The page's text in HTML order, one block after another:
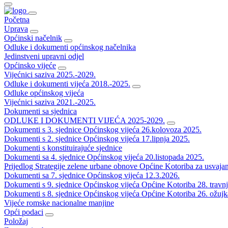
Početna
Uprava
Općinski načelnik
Odluke i dokumenti općinskog načelnika
Jedinstveni upravni odjel
Općinsko vijeće
Vijećnici saziva 2025.-2029.
Odluke i dokumenti vijeća 2018.-2025.
Odluke općinskog vijeća
Vijećnici saziva 2021.-2025.
Dokumenti sa sjednica
ODLUKE I DOKUMENTI VIJEĆA 2025-2029.
Dokumenti s 3. sjednice Općinskog vijeća 26.kolovoza 2025.
Dokumenti s 2. sjednice Općinskog vijeća 17.lipnja 2025.
Dokumenti s konstituirajuće sjednice
Dokumenti sa 4. sjednice Općinskog vijeća 20.listopada 2025.
Prijedlog Strategije zelene urbane obnove Općine Kotoriba za
Dokumenti sa 7. sjednice Općinskog vijeća 12.3.2026.
Dokumenti s 9. sjednice Općinskog vijeća Općine Kotoriba 28.
Dokumenti s 8. sjednice Općinskog vijeća Općine Kotoriba 26.
Vijeće romske nacionalne manjine
Opći podaci
Položaj